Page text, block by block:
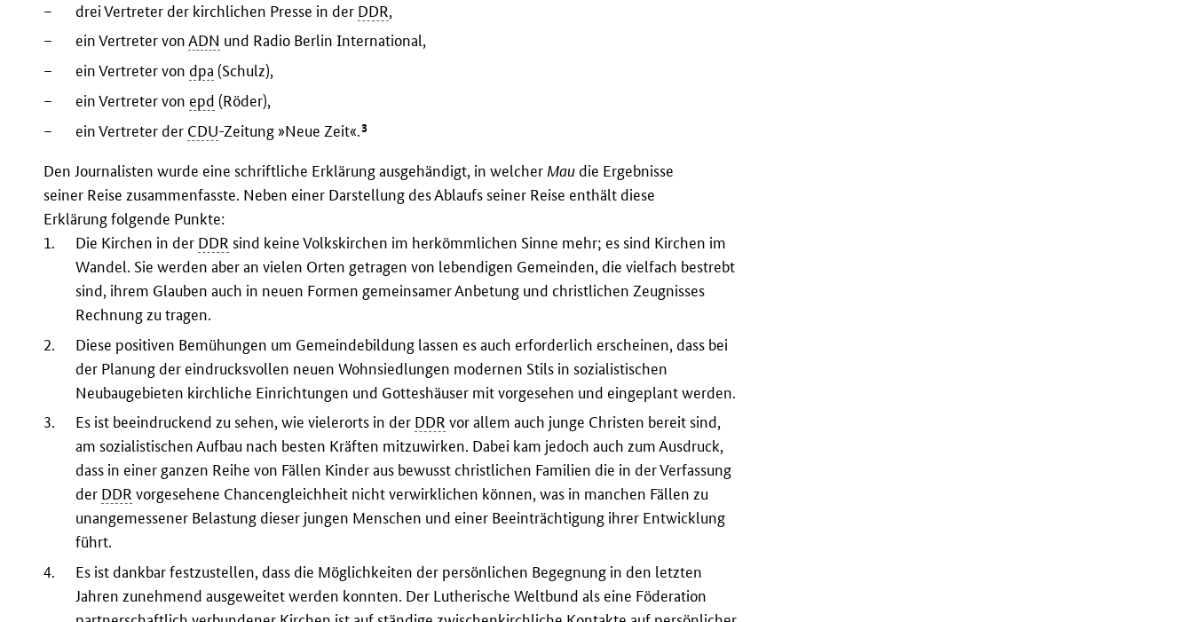
–
drei Vertreter der kirchlichen Presse in der DDR,
–
ein Vertreter vonADN und Radio Berlin International,
–
ein Vertreter vondpa (Schulz),
–
ein Vertreter von epd (Röder),
–
ein Vertreter der CDU-Zeitung »Neue Zeit«.3
Den Journalisten wurde eine schriftliche Erklärung ausgehändigt, in welcher Maudie Ergebnisse
seiner Reise zusammenfasste. Neben einer Darstellung des Ablaufs seiner Reise enthält diese
Erklärung folgende Punkte:
1.
Die Kirchen in der DDR sind keine Volkskirchen im herkömmlichen Sinne mehr; es sind Kirchen im
Wandel. Sie werden aber an vielen Orten getragen von lebendigen Gemeinden, die vielfach bestrebt
sind, ihrem Glauben auch in neuen Formen gemeinsamer Anbetung und christlichen Zeugnisses
Rechnung zu tragen.
2.
Diese positiven Bemühungen um Gemeindebildung lassen es auch erforderlich erscheinen, dass bei
der Planung der eindrucksvollen neuen Wohnsiedlungen modernen Stils in sozialistischen
Neubaugebieten kirchliche Einrichtungen und Gotteshäuser mit vorgesehen und eingeplant werden.
3.
Es ist beeindruckend zu sehen, wie vielerorts in der DDR vor allem auch junge Christen bereit sind,
am sozialistischen Aufbau nach besten Kräften mitzuwirken. Dabei kam jedoch auch zum Ausdruck,
dass in einer ganzen Reihe von Fällen Kinder aus bewusst christlichen Familien die in der Verfassung
der DDR vorgesehene Chancengleichheit nicht verwirklichen können, was in manchen Fällen zu
unangemessener Belastung dieser jungen Menschen und einer Beeinträchtigung ihrer Entwicklung
führt.
4.
Es ist dankbar festzustellen, dass die Möglichkeiten der persönlichen Begegnung in den letzten
Jahren zunehmend ausgeweitet werden konnten. Der Lutherische Weltbund als eine Föderation